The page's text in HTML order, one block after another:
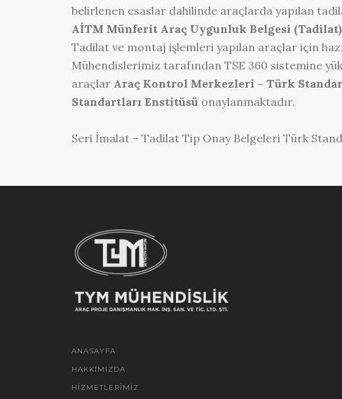
belirlenen esaslar dahilinde araçlarda yapılan
AİTM Münferit Araç Uygunluk Belgesi
Tadilat ve montaj işlemleri yapılan araçlar için
Mühendislerimiz tarafından TSE 360 sistemine
araçlar Araç Kontrol Merkezleri – Türk
Standartları Enstitüsü onaylanmaktadır.
Seri İmalat – Tadilat Tip Onay Belgeleri Türk
ANASAYFA
HAKKIMIZDA
HIZMETLERIMIZ